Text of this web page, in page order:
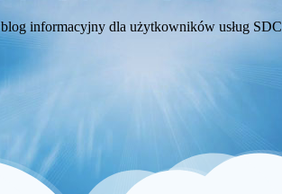
blog informacyjny dla użytkowników usług SDC